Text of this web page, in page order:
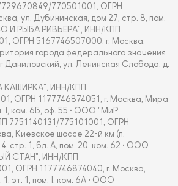
770501001, ОГРН
ул. Дубининская, дом 27, стр. 8, пом.
И РЫБА РИВЬЕРА", ИНН/КПП
ОГРН 5167746507000, г. Москва,
города федерального значения
Даниловский, ул. Ленинская Слобода, д.
ИНН/КПП
ОГРН 1177746874051, г. Москва, Мира
I, ком. 6Б, оф. 55 • ООО "МиР
775101001, ОГРН
Киевское шоссе 22-й км (п.
стр. 1, бл. А, пом. 20, ком. 62 • ООО
СТАН", ИНН/КПП
ОГРН 1177746874040, г. Москва,
эт. 1, пом. I, ком. 6А • ООО